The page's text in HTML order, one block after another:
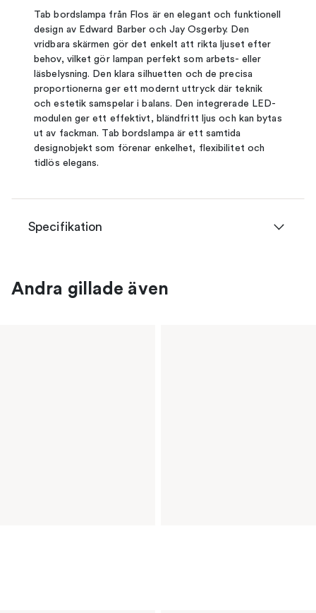
Tab bordslampa från Flos är en elegant och funktionell
design av Edward Barber och Jay Osgerby. Den
vridbara skärmen gör det enkelt att rikta ljuset efter
behov, vilket gör lampan perfekt som arbets- eller
läsbelysning. Den klara silhuetten och de precisa
proportionerna ger ett modernt uttryck där teknik
och estetik samspelar i balans. Den integrerade LED-
modulen ger ett effektivt, bländfritt ljus och kan bytas
ut av fackman. Tab bordslampa är ett samtida
designobjekt som förenar enkelhet, flexibilitet och
tidlös elegans.
Specifikation
Andra gillade även